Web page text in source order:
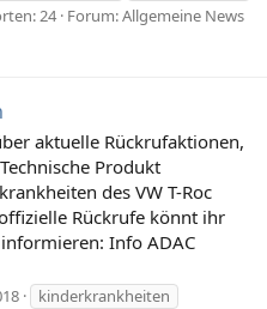
24 Forum:Allgemeine News
aktuelle Rückrufaktionen,
Produkt
des VW T-Roc
Rückrufe könnt ihr
Info ADAC
kinderkrankheiten